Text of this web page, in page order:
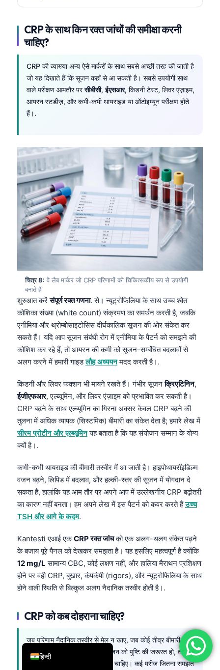
CRP के साथ किन रक्त जांचों की समीक्षा करनी
चाहिए?
CRP की व्याख्या अन्य ऐसे मार्करों के साथ सबसे अच्छी तरह की जाती है
जो यह दिखाते हैं कि सूजन कहाँ से आ सकती है। सबसे उपयोगी साथ
वाले परीक्षण आमतौर परसीबीसी,ईएसआर, किडनी टेस्ट, लिवर एंज़ाइम,
आयरन स्टडीज़, और कभी-कभी थायराइड या ऑटोइम्यून परीक्षण होते
हैं।.
चित्र 8: वे लैब मार्कर जो CRP परिणामों को चिकित्सकीय रूप से उपयोगी
बनाते हैं
शुरुआत करेंसंपूर्ण रक्त गणना. से। न्यूट्रोफिलिया के साथ उच्च श्वेत
कोशिका संख्या (white count) संक्रमण का समर्थन करती है, जबकि
एनीमिया और थ्रोम्बोसाइटोसिस दीर्घकालिक सूजन की ओर संकेत कर
सकते हैं। यदि आप सूजन संबंधी रोग में एनीमिया के पैटर्न को समझने की
कोशिश कर रहे हैं, तो आयरन की कमी को सूजन-सम्बंधित बदलावों से
अलग करने में हमारी गाइडलौह अध्ययनमदद करती है।.
किडनी और लिवर फंक्शन भी मायने रखते हैं। गंभीर सूजनक्रिएटिनिन,
ईजीएफआर, एल्ब्यूमिन, और लिवर एंज़ाइम को प्रभावित कर सकती है।
CRP बढ़ने के साथ एल्ब्यूमिन का गिरना अक्सर केवल CRP बढ़ने की
तुलना में अधिक व्यापक (सिस्टमिक) बीमारी का संकेत देता है; हमारे लेख में
सीरम प्रोटीन और एल्ब्यूमिनयह बताता है कि यह संयोजन सम्मान के योग्य
क्यों है।.
कभी-कभी थायराइड की बीमारी तस्वीर में आ जाती है। हाइपोथायरॉइडिज़्म
वजन बढ़ने, लिपिड में बदलाव, और हल्की-स्तर की सूजन में योगदान दे
सकता है, हालांकि यह आम तौर पर अपने आप में उल्लेखनीय CRP बढ़ोतरी
का कारण नहीं बनता। हम अपने लेख में इस पैटर्न को कवर करते हैंउच्च
TSH और आगे के कदम.
Kantesti एआई एकCRP रक्त जांचको एक अलग-थलग संकेत पढ़ने
के बजाय पूरे पैनल को देखकर समझता है। यह इसलिए महत्वपूर्ण है क्योंकि
12 mg/L सामान्य CBC, कोई लक्षण नहीं, और हालिया मैराथन प्रशिक्षण
होने पर वही CRP, बुखार, कंपकंपी (rigors), और न्यूट्रोफिलिया के साथ
होने वाली स्थिति से बिल्कुल अलग नैदानिक तस्वीर होती है।.
CRP को कब दोहराना चाहिए?
जब परिणाम नैदानिक तस्वीर से मेल न खाए, जब कोई तीव्र बीमारी ठीक
हो रही हो, या जब हल्की-स्तर की सूजन को पुष्टि की जरूरत हो, तब
CRP को आम तौर पर दोहराया जाना चाहिए। कई मरीज जितना समझते
हिन्दी
English
Français
עִבְרִית
Italiano
Español
Ελληνικά
Türkçe
Română
简体中文
Български
Dansk
Nederlands
Bahasa Indonesia
Հայերեն
Íslenska
Српски језик
Svenska
Bosanski
Azərbaycan dili
日本語
Čeština
ქართული
Русский
Lietuvių kalba
Polski
한국어
Shqip
বাংলা
اردو
తెలుగు
தமிழ்
ગુજરાતી